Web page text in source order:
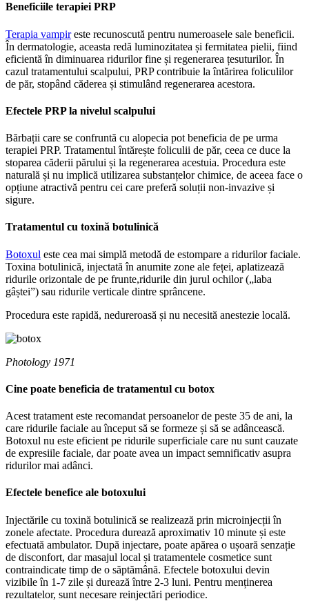
Beneficiile terapiei PRP
Terapia vampireste recunoscută pentru numeroasele sale beneficii.
În dermatologie, aceasta redă luminozitatea și fermitatea pielii, fiind
eficientă în diminuarea ridurilor fine și regenerarea țesuturilor. În
cazul tratamentului scalpului, PRP contribuie la întărirea foliculilor
de păr, stopând căderea și stimulând regenerarea acestora.
Efectele PRP la nivelul scalpului
Bărbații care se confruntă cu alopecia pot beneficia de pe urma
terapiei PRP. Tratamentul întărește foliculii de păr, ceea ce duce la
stoparea căderii părului și la regenerarea acestuia. Procedura este
naturală și nu implică utilizarea substanțelor chimice, de aceea face o
opțiune atractivă pentru cei care preferă soluții non-invazive și
sigure.
Tratamentul cu toxină botulinică
Botoxul este cea mai simplă metodă de estompare a ridurilor faciale.
Toxina botulinică, injectată în anumite zone ale feței, aplatizează
ridurile orizontale de pe frunte,ridurile din jurul ochilor („laba
gâștei”) sau ridurile verticale dintre sprâncene.
Procedura este rapidă, nedureroasă și nu necesită anestezie locală.
Photology 1971
Cine poate beneficia de tratamentul cu botox
Acest tratament este recomandat persoanelor de peste 35 de ani, la
care ridurile faciale au început să se formeze și să se adâncească.
Botoxul nu este eficient pe ridurile superficiale care nu sunt cauzate
de expresiile faciale, dar poate avea un impact semnificativ asupra
ridurilor mai adânci.
Efectele benefice ale botoxului
Injectările cu toxină botulinică se realizează prin microinjecții în
zonele afectate. Procedura durează aproximativ 10 minute și este
efectuată ambulator. După injectare, poate apărea o ușoară senzație
de disconfort, dar masajul local și tratamentele cosmetice sunt
contraindicate timp de o săptămână. Efectele botoxului devin
vizibile în 1-7 zile și durează între 2-3 luni. Pentru menținerea
rezultatelor, sunt necesare reinjectări periodice.